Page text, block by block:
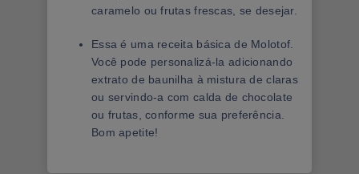
caramelo ou frutas frescas, se desejar.
Essa é uma receita básica de Molotof.
Você pode personalizá-la adicionando
extrato de baunilha à mistura de claras
ou servindo-a com calda de chocolate
ou frutas, conforme sua preferência.
Bom apetite!